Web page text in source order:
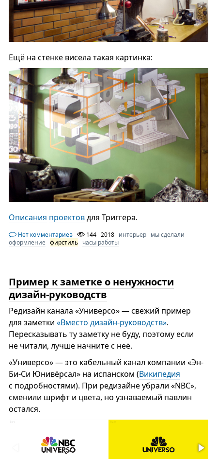
Ещё на стенке висела такая картинка:
Описания проектовдля Триггера.
Нет комментариев 144 2018 интерьер мы сделали
оформление фирстиль часы работы
Пример к заметке о ненужности
дизайн-руководств
Редизайн канала «Универсо» — свежий пример
для заметки «Вместо дизайн-руководств».
Пересказывать ту заметку не буду, поэтому если
не читали, лучше начните с неё.
«Универсо» — это кабельный канал компании «Эн-
Би-Си Юнивёрсал» на испанском (Википедия
с подробностями). При редизайне убрали «NBC»,
сменили шрифт и цвета, но узнаваемый павлин
остался.